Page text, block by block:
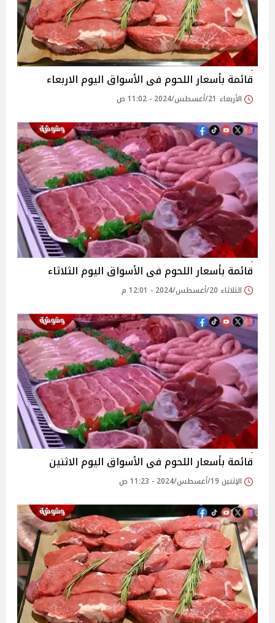
قائمة بأسعار اللحوم فى الأسواق اليوم الاربعاء
الأربعاء 21/أغسطس/2024 - 11:02 ص
قائمة بأسعار اللحوم فى الأسواق اليوم الثلاثاء
الثلاثاء 20/أغسطس/2024 - 12:01 م
قائمة بأسعار اللحوم فى الأسواق اليوم الاثنين
الإثنين 19/أغسطس/2024 - 11:23 ص